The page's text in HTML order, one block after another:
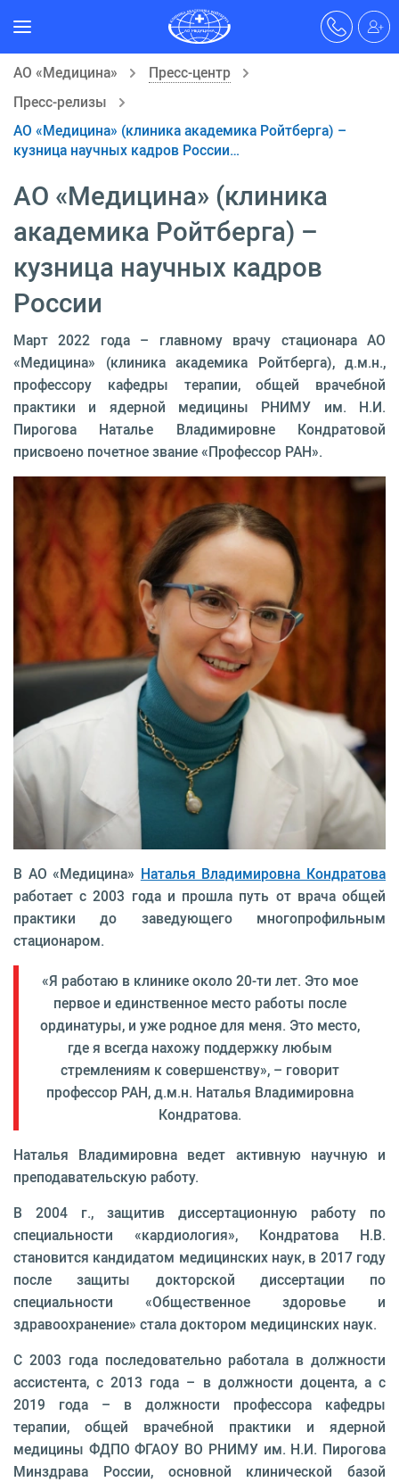
АО «Медицина»
Пресс-центр
Пресс-релизы
АО «Медицина» (клиника академика Ройтберга) –
кузница научных кадров России…
АО «Медицина» (клиника
академика Ройтберга) –
кузница научных кадров
России
Март 2022 года – главному врачу стационара АО
«Медицина» (клиника академика Ройтберга), д.м.н.,
профессору кафедры терапии, общей врачебной
практики и ядерной медицины РНИМУ им. Н.И.
Пирогова Наталье Владимировне Кондратовой
присвоено почетное звание «Профессор РАН».
В АО «Медицина» Наталья Владимировна Кондратова
работает с 2003 года и прошла путь от врача общей
практики до заведующего многопрофильным
стационаром.
«Я работаю в клинике около 20-ти лет. Это мое
первое и единственное место работы после
ординатуры, и уже родное для меня. Это место,
где я всегда нахожу поддержку любым
стремлениям к совершенству», – говорит
профессор РАН, д.м.н. Наталья Владимировна
Кондратова.
Наталья Владимировна ведет активную научную и
преподавательскую работу.
В 2004 г., защитив диссертационную работу по
специальности «кардиология», Кондратова Н.В.
становится кандидатом медицинских наук, в 2017 году
после защиты докторской диссертации по
специальности «Общественное здоровье и
здравоохранение» стала доктором медицинских наук.
С 2003 года последовательно работала в должности
ассистента, с 2013 года – в должности доцента, а с
2019 года – в должности профессора кафедры
терапии, общей врачебной практики и ядерной
медицины ФДПО ФГАОУ ВО РНИМУ им. Н.И. Пирогова
Минздрава России, основной клинической базой